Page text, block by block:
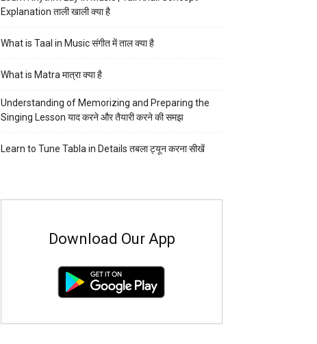
Explanation ताली खाली क्या है
What is Taal in Music संगीत में ताल क्या है
What is Matra मात्रा क्या है
Understanding of Memorizing and Preparing the
Singing Lesson याद करने और तैयारी करने की समझ
Learn to Tune Tabla in Details तबला ट्यून करना सीखें
Download Our App